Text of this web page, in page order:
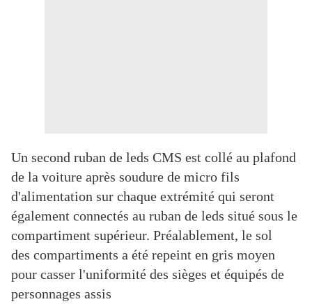
Un second ruban de leds CMS est collé au plafond
de la voiture après soudure de micro fils
d'alimentation sur chaque extrémité qui seront
également connectés au ruban de leds situé sous le
compartiment supérieur. Préalablement, le sol
des compartiments a été repeint en gris moyen
pour casser l'uniformité des sièges et équipés de
personnages assis